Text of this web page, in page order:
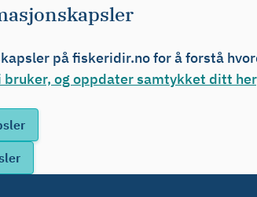
på fiskeridir.no for å forstå
og oppdater samtykket ditt her